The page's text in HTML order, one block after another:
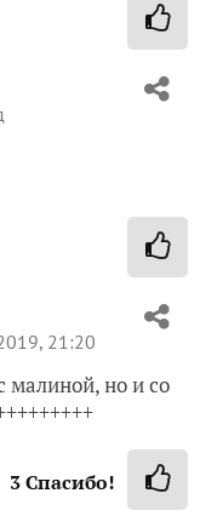
21:20
малиной, но и со
3Спасибо!